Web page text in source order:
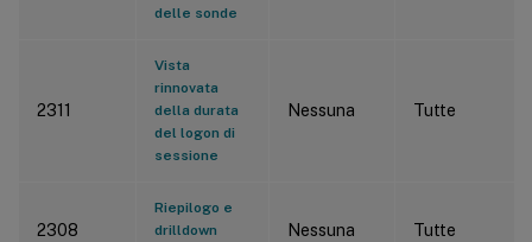
delle sonde
2311
Vista
rinnovata
della durata
del logon di
sessione
Nessuna Tutte
2308
Riepilogo e
drilldown
Nessuna Tutte